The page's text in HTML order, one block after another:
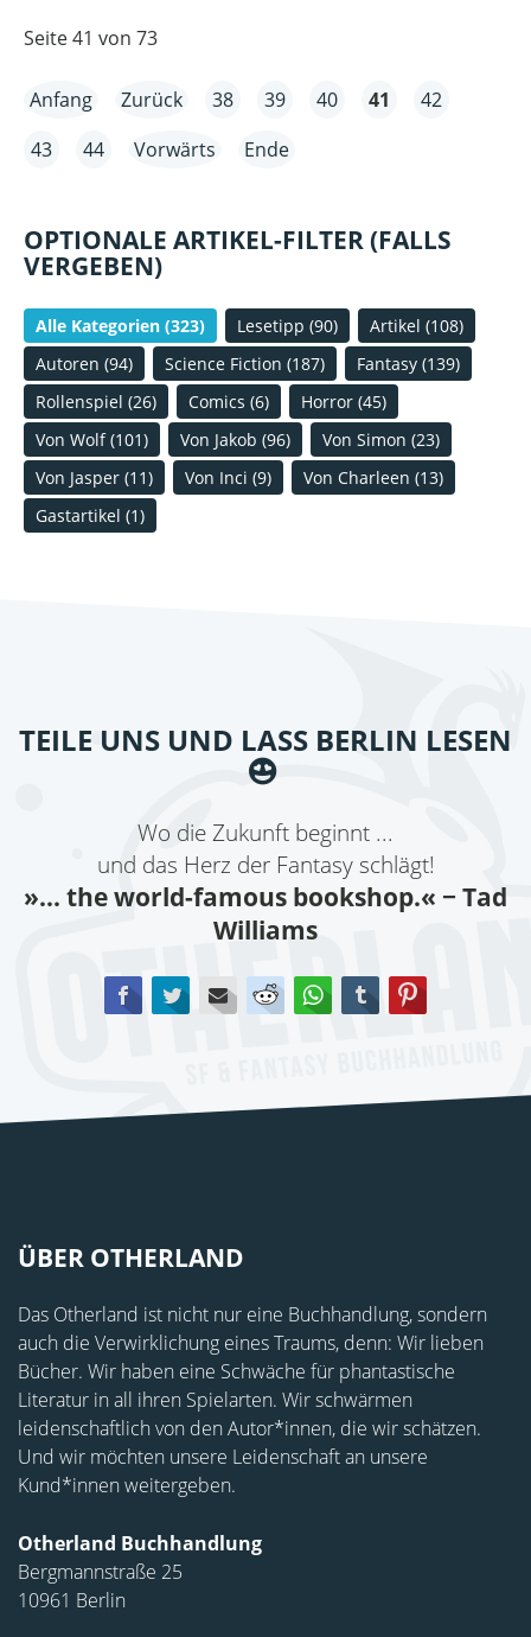
Seite 41 von 73
Anfang Zurück 38 39 40 41
42
43
44 Vorwärts Ende
OPTIONALE ARTIKEL-FILTER (FALLS
VERGEBEN)
Alle Kategorien (323) Lesetipp (90) Artikel (108)
Autoren (94) Science Fiction (187) Fantasy (139)
Rollenspiel (26) Comics (6) Horror (45)
Von Wolf (101) Von Jakob (96) Von Simon (23)
Von Jasper (11) Von Inci (9) Von Charleen (13)
Gastartikel (1)
TEILE UNS UND LASS BERLIN LESEN
Wo die Zukunft beginnt ...
und das Herz der Fantasy schlägt!
»... the world-famous bookshop.« − Tad
Williams
FacebookTwitterE-mail Reddit WhatsApp
tumblr
ÜBER OTHERLAND
Das Otherland ist nicht nur eine Buchhandlung, sondern
auch die Verwirklichung eines Traums, denn: Wir lieben
Bücher. Wir haben eine Schwäche für phantastische
Literatur in all ihren Spielarten. Wir schwärmen
leidenschaftlich von den Autor*innen, die wir schätzen.
Und wir möchten unsere Leidenschaft an unsere
Kund*innen weitergeben.
Otherland Buchhandlung
Bergmannstraße 25
10961 Berlin